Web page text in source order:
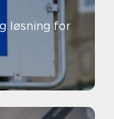
løsning for